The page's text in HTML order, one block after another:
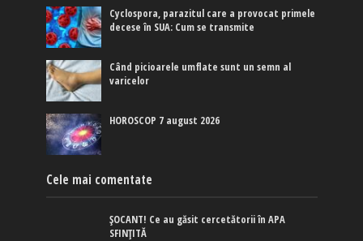
Cyclospora, parazitul care a provocat primele
decese în SUA: Cum se transmite
Când picioarele umflate sunt un semn al
varicelor
HOROSCOP 7 august 2026
Cele mai comentate
ȘOCANT! Ce au găsit cercetătorii în APA
SFINȚITĂ